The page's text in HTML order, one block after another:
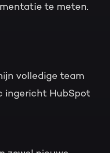
te meten.
volledige team
ingericht HubSpot